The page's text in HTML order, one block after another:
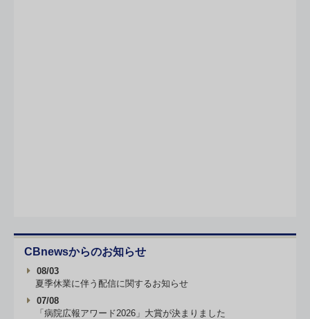
CBnewsからのお知らせ
08/03
夏季休業に伴う配信に関するお知らせ
07/08
「病院広報アワード2026」大賞が決まりました